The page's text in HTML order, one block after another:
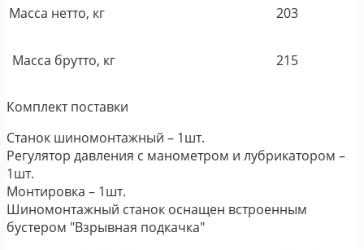
Масса нетто, кг 203
Масса брутто, кг 215
Комплект поставки
Станок шиномонтажный – 1шт.
Регулятор давления с манометром и лубрикатором –
1шт.
Монтировка – 1шт.
Шиномонтажный станок оснащен встроенным
бустером "Взрывная подкачка"